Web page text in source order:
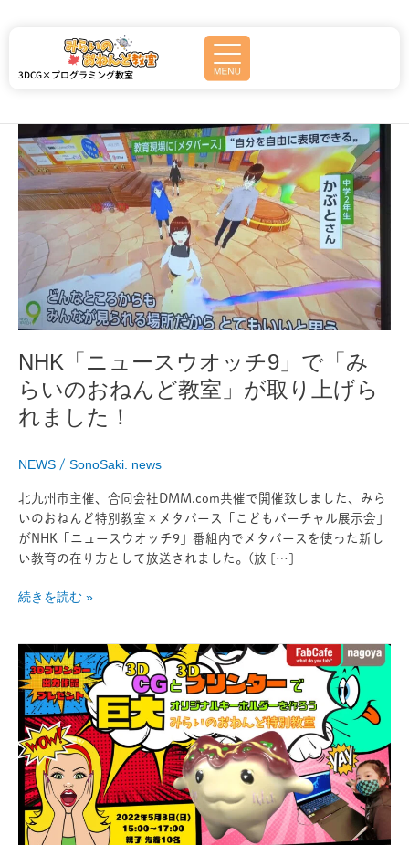
3DCG×プログラミング教室
2022年4月
NHK「ニュースウオッチ9」で「み
らいのおねんど教室」が取り上げら
れました！
NEWS / SonoSaki. news
北九州市主催、合同会社DMM.com共催で開催致しました、みら
いのおねんど特別教室×メタバース「こどもバーチャル展示会」
がNHK「ニュースウオッチ9」番組内でメタバースを使った新し
い教育の在り方として放送されました。(放 […]
NHK「ニ
ュ
ー
ス
ウ
9」
で
「み
ら
い
の
お
教
室」
が
取
上
れ
ま
し
た！
続きを読む »
3DCG
と
3D
プ
リ
ン
タ
ー
で
巨